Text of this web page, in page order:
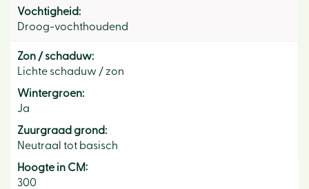
Vochtigheid:
Droog-vochthoudend
Zon / schaduw:
Lichte schaduw / zon
Wintergroen:
Ja
Zuurgraad grond:
Neutraal tot basisch
Hoogte in CM:
300